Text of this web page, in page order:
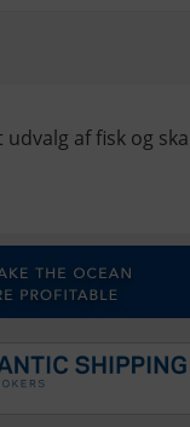
udvalg af fisk og